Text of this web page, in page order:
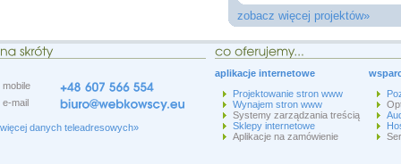
zobacz więcej projektów»
mobile
e-mail
więcej danych teleadresowych»
aplikacje internetowe
Projektowanie stron www
Wynajem stron www
Systemy zarządzania treścią
Sklepy internetowe
Aplikacje na zamówienie